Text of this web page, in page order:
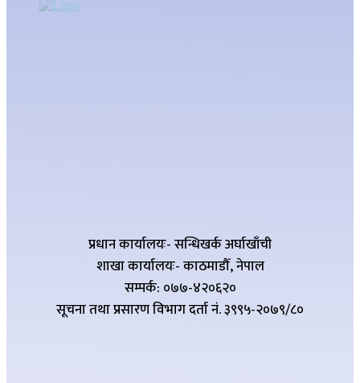
प्रधान कार्यालयः- सन्धिखर्क अर्घाखाँची
शाखा कार्यालयः- काठमाडौँ, नेपाल
सम्पर्क: ०७७-४२०६२०
सूचना तथा प्रसारण विभाग दर्ता नं. ३९९५-२०७९/८०